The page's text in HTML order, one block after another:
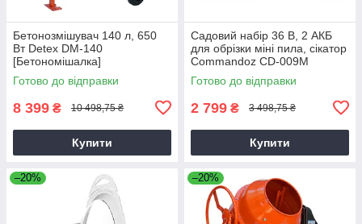
Бетонозмішувач 140 л, 650
Вт Detex DM-140
[Бетономішалка]
Готово до відправки
8 399 ₴ 10 498,75 ₴
Купити
Садовий набір 36 В, 2 АКБ
для обрізки міні пила, сікатор
Commandoz CD-009M
Готово до відправки
2 799 ₴ 3 498,75 ₴
Купити
–20% –20%